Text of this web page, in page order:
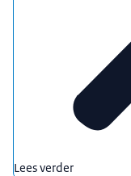
Lees verder